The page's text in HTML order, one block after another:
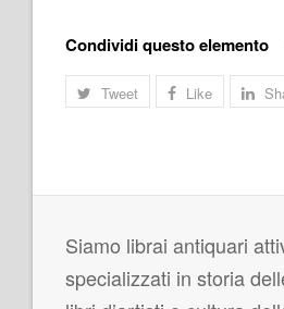
Condividi questo elemento
Tweet Like
Siamo librai antiquari
specializzati in storia